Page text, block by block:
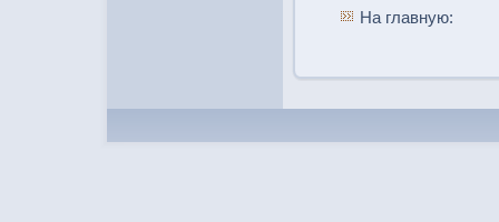
На главную: